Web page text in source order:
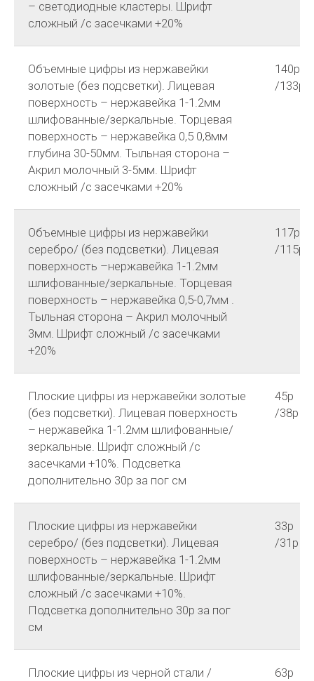
– светодиодные кластеры. Шрифт
сложный /с засечками +20%
Объемные цифры из нержавейки
золотые (без подсветки). Лицевая
поверхность – нержавейка 1-1.2мм
шлифованные/зеркальные. Торцевая
поверхность – нержавейка 0,5 0,8мм
глубина 30-50мм. Тыльная сторона –
Акрил молочный 3-5мм. Шрифт
сложный /с засечками +20%
140р
/133р
Объемные цифры из нержавейки
серебро/ (без подсветки). Лицевая
поверхность –нержавейка 1-1.2мм
шлифованные/зеркальные. Торцевая
поверхность – нержавейка 0,5-0,7мм .
Тыльная сторона – Акрил молочный
3мм. Шрифт сложный /с засечками
+20%
117р
/115р
Плоские цифры из нержавейки золотые
(без подсветки). Лицевая поверхность
– нержавейка 1-1.2мм шлифованные/
зеркальные. Шрифт сложный /с
засечками +10%. Подсветка
дополнительно 30р за пог см
45р
/38р
Плоские цифры из нержавейки
серебро/ (без подсветки). Лицевая
поверхность – нержавейка 1-1.2мм
шлифованные/зеркальные. Шрифт
сложный /с засечками +10%.
Подсветка дополнительно 30р за пог
см
33р
/31р
Плоские цифры из черной стали /
63р